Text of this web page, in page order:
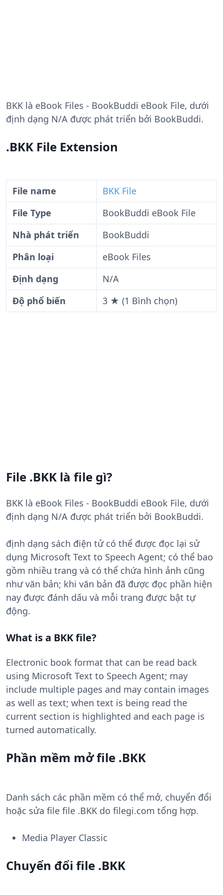
BKK là eBook Files - BookBuddi eBook File, dưới
định dạng N/A được phát triển bởi BookBuddi.
.BKK File Extension
File name
BKK File
File Type
BookBuddi eBook File
Nhà phát triển
BookBuddi
Phân loại
eBook Files
Định dạng
N/A
Độ phổ biến
3 ★ (1 Bình chọn)
File .BKK là file gì?
BKK là eBook Files - BookBuddi eBook File, dưới
định dạng N/A được phát triển bởi BookBuddi.
định dạng sách điện tử có thể được đọc lại sử
dụng Microsoft Text to Speech Agent; có thể bao
gồm nhiều trang và có thể chứa hình ảnh cũng
như văn bản; khi văn bản đã được đọc phần hiện
nay được đánh dấu và mỗi trang được bật tự
động.
What is a BKK file?
Electronic book format that can be read back
using Microsoft Text to Speech Agent; may
include multiple pages and may contain images
as well as text; when text is being read the
current section is highlighted and each page is
turned automatically.
Phần mềm mở file .BKK
Danh sách các phần mềm có thể mở, chuyển đổi
hoặc sửa file file .BKK do filegi.com tổng hợp.
Media Player Classic
Chuyển đổi file .BKK